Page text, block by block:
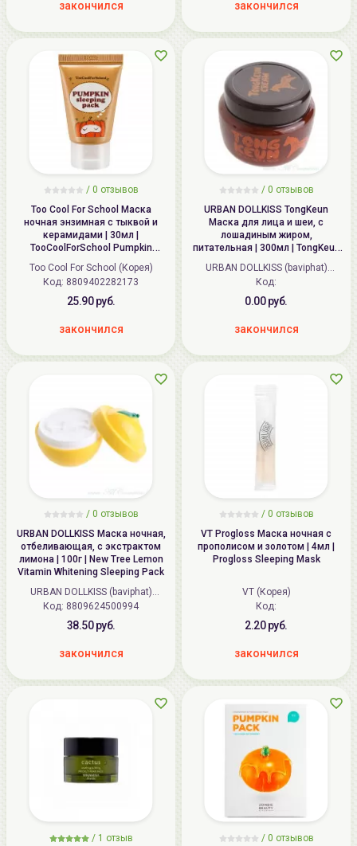
закончился закончился
/ 0 отзывов
Too Cool For School Маска
ночная энзимная с тыквой и
керамидами | 30мл |
TooCoolForSchool Pumpkin
Sleeping Pack
Too Cool For School (Корея)
Код: 8809402282173
25.90 руб.
закончился
/ 0 отзывов
URBAN DOLLKISS TongKeun
Маска для лица и шеи, с
лошадиным жиром,
питательная | 300мл | TongKeun
Golden Horse Oil Pack
URBAN DOLLKISS (baviphat)
(Корея)
Код:
0.00 руб.
закончился
/ 0 отзывов
URBAN DOLLKISS Маска ночная,
отбеливающая, с экстрактом
лимона | 100г | New Tree Lemon
Vitamin Whitening Sleeping Pack
URBAN DOLLKISS (baviphat)
(Корея)
Код: 8809624500994
38.50 руб.
закончился
/ 0 отзывов
VT Progloss Маска ночная с
прополисом и золотом | 4мл |
Progloss Sleeping Mask
VT (Корея)
Код:
2.20 руб.
закончился
/ 1 отзыв
/ 0 отзывов